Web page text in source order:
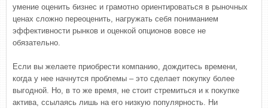
умение оценить бизнес и грамотно ориентироваться в рыночных
ценах сложно переоценить, нагружать себя пониманием
эффективности рынков и оценкой опционов вовсе не
обязательно.
Если вы желаете приобрести компанию, дождитесь времени,
когда у нее начнутся проблемы – это сделает покупку более
выгодной. Но, в то же время, не стоит стремиться и к покупке
актива, ссылаясь лишь на его низкую популярность. Ни